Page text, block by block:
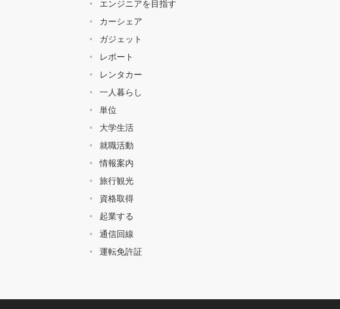
エンジニアを目指す
カーシェア
ガジェット
レポート
レンタカー
一人暮らし
単位
大学生活
就職活動
情報案内
旅行観光
資格取得
起業する
通信回線
運転免許証